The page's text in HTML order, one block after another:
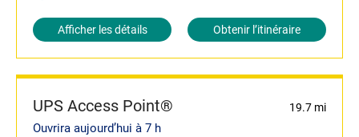
Afficher les détails Obtenir l’itinéraire
UPS Access Point® 19.7 mi
Ouvrira aujourd’hui à 7 h